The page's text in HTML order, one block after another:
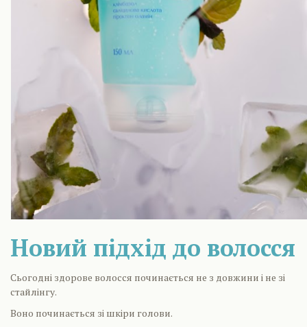
Новий підхід до волосся
Сьогодні здорове волосся починається не з довжини і не зі
стайлінгу.
Воно починається зі шкіри голови.